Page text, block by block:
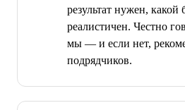
результат нужен, какой
реалистичен. Честно
мы — и если нет,
подрядчиков.